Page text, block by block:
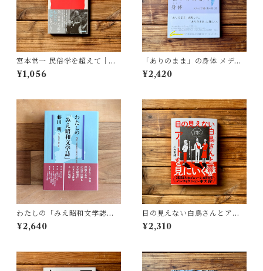
宮本常一 民俗学を超えて｜木
村 哲也
¥1,056
「ありのまま」の身体 メディ
アが描く私の見た目 | 藤嶋 陽
子(著)
¥2,420
わたしの「みえ昭和文学誌」 |
藤田 明
¥2,640
目の見えない白鳥さんとアー
トを見にいく | 川内 有緒
¥2,310